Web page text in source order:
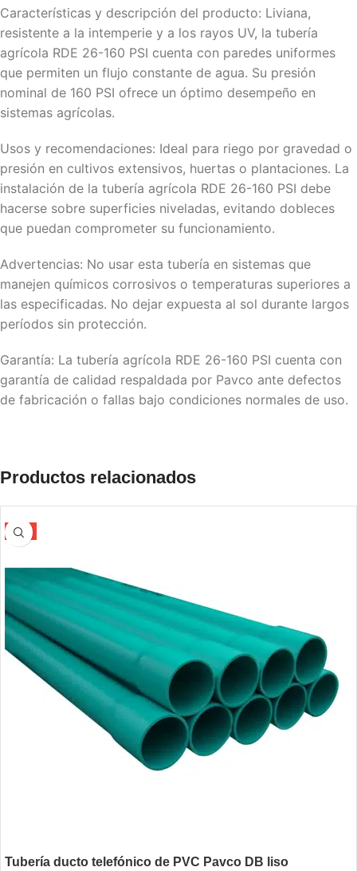
Características y descripción del producto: Liviana,
resistente a la intemperie y a los rayos UV, la tubería
agrícola RDE 26-160 PSI cuenta con paredes uniformes
que permiten un flujo constante de agua. Su presión
nominal de 160 PSI ofrece un óptimo desempeño en
sistemas agrícolas.
Usos y recomendaciones: Ideal para riego por gravedad o
presión en cultivos extensivos, huertas o plantaciones. La
instalación de la tubería agrícola RDE 26-160 PSI debe
hacerse sobre superficies niveladas, evitando dobleces
que puedan comprometer su funcionamiento.
Advertencias: No usar esta tubería en sistemas que
manejen químicos corrosivos o temperaturas superiores a
las especificadas. No dejar expuesta al sol durante largos
períodos sin protección.
Garantía: La tubería agrícola RDE 26-160 PSI cuenta con
garantía de calidad respaldada por Pavco ante defectos
de fabricación o fallas bajo condiciones normales de uso.
Productos relacionados
-5%
Tubería ducto telefónico de PVC Pavco DB liso